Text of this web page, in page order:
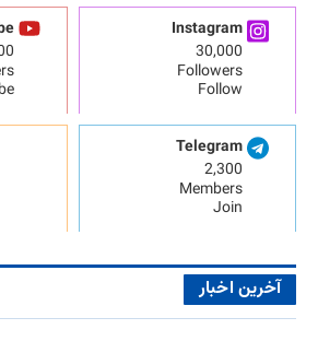
Instagram
30,000
Followers
Follow
Telegram
2,300
Members
Join
آخرین اخبار